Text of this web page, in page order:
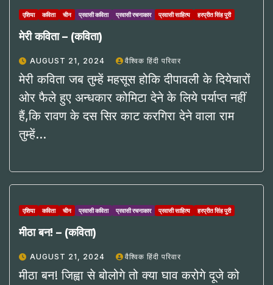
एशिया कविता चीन प्रवासी कविता प्रवासी रचनाकार प्रवासी साहित्य हरप्रीत सिंह पुरी
मेरी कविता – (कविता)
AUGUST 21, 2024 वैश्विक हिंदी परिवार
मेरी कविता जब तुम्हें महसूस होकि दीपावली के दियेचारों
ओर फैले हुए अन्धकार कोमिटा देने के लिये पर्याप्त नहीं
हैं,कि रावण के दस सिर काट करगिरा देने वाला राम
तुम्हें…
एशिया कविता चीन प्रवासी कविता प्रवासी रचनाकार प्रवासी साहित्य हरप्रीत सिंह पुरी
मीठा बन! – (कविता)
AUGUST 21, 2024 वैश्विक हिंदी परिवार
मीठा बन! जिह्वा से बोलोगे तो क्या घाव करोगे दूजे को